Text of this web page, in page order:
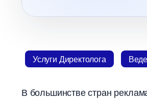
Услуги Директолога
ольшинстве стран реклама